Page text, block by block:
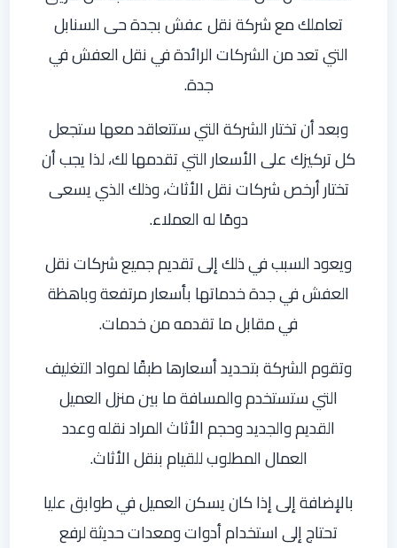
تعاملك مع شركة نقل عفش بجدة حى السنابل
التي تعد من الشركات الرائدة في نقل العفش في
جدة.
وبعد أن تختار الشركة التي ستتعاقد معها ستجعل
كل تركيزك على الأسعار التي تقدمها لك، لذا يجب أن
تختار أرخص شركات نقل الأثاث، وذلك الذي يسعى
دومًا له العملاء.
ويعود السبب في ذلك إلى تقديم جميع شركات نقل
العفش في جدة خدماتها بأسعار مرتفعة وباهظة
في مقابل ما تقدمه من خدمات.
وتقوم الشركة بتحديد أسعارها طبقًا لمواد التغليف
التي ستستخدم والمسافة ما بين منزل العميل
القديم والجديد وحجم الأثاث المراد نقله وعدد
العمال المطلوب للقيام بنقل الأثاث.
بالإضافة إلى إذا كان يسكن العميل في طوابق عليا
تحتاج إلى استخدام أدوات ومعدات حديثة لرفع